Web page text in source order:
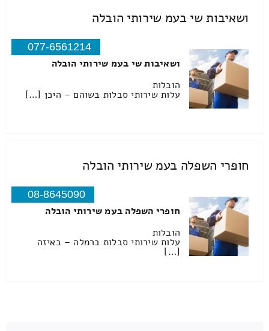
ושאיבות שי בעמ שירותי הובלה
077-6561214
ושאיבות שי בעמ שירותי הובלה
הובלות
עלות שירותי סבלות בשוהם – היכן […]
חופרי השפלה בעמ שירותי הובלה
08-8645090
חופרי השפלה בעמ שירותי הובלה
הובלות
עלות שירותי סבלות ברמלה – באיזה
[…]